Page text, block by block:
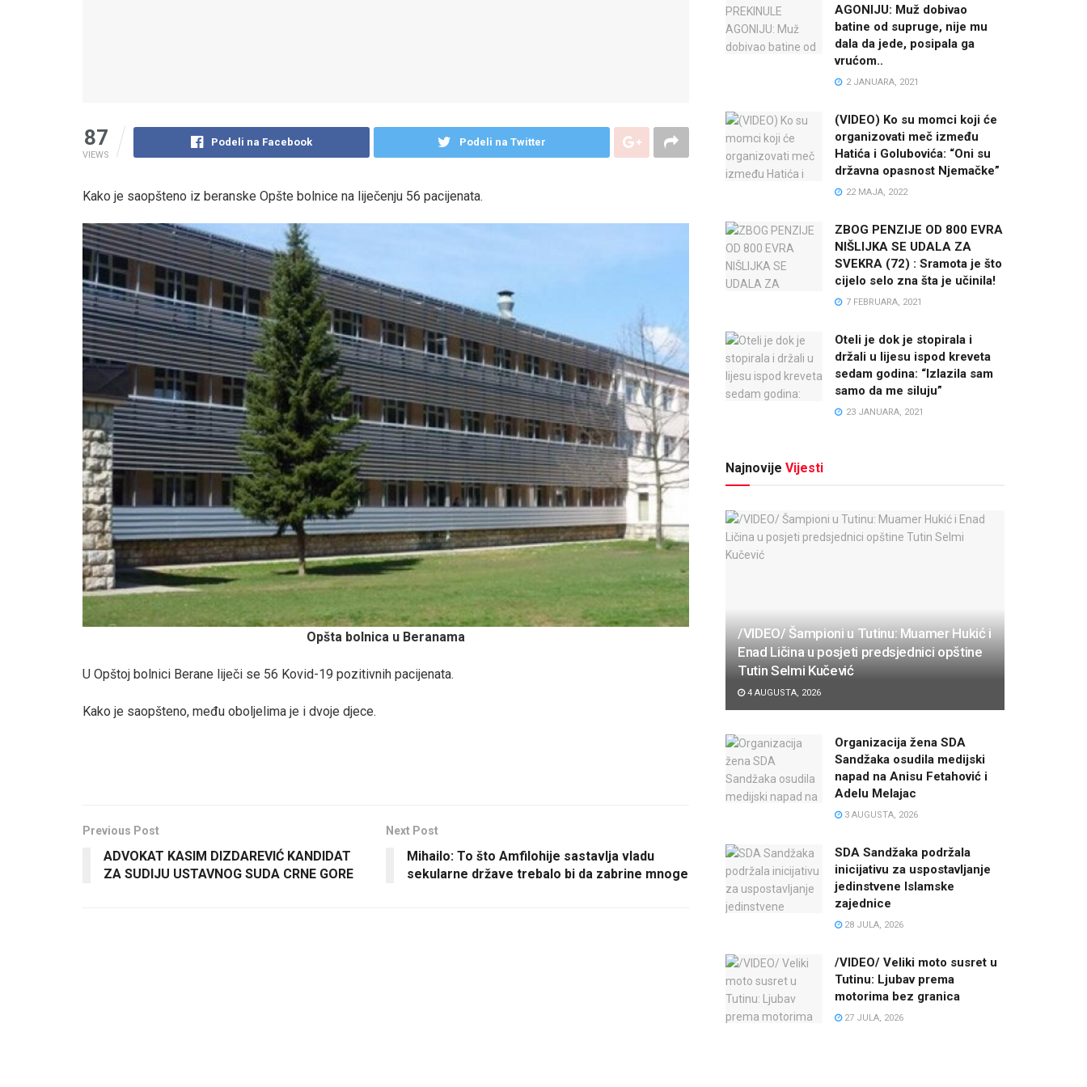
87
VIEWS
Podeli na Facebook Podeli na Twitter
Kako je saopšteno iz beranske Opšte bolnice na liječenju 56 pacijenata.
Opšta bolnica u Beranama
U Opštoj bolnici Berane liječi se 56 Kovid-19 pozitivnih pacijenata.
Kako je saopšteno, među oboljelima je i dvoje djece.
Previous Post
ADVOKAT KASIM DIZDAREVIĆ KANDIDAT
ZA SUDIJU USTAVNOG SUDA CRNE GORE
Next Post
Mihailo: To što Amfilohije sastavlja vladu
sekularne države trebalo bi da zabrine mnoge
AGONIJU: Muž dobivao
batine od supruge, nije mu
dala da jede, posipala ga
vrućom..
2 JANUARA, 2021
(VIDEO) Ko su momci koji će
organizovati meč između
Hatića i Golubovića: “Oni su
državna opasnost Njemačke”
22 MAJA, 2022
ZBOG PENZIJE OD 800 EVRA
NIŠLIJKA SE UDALA ZA
SVEKRA (72) : Sramota je što
cijelo selo zna šta je učinila!
7 FEBRUARA, 2021
Oteli je dok je stopirala i
držali u lijesu ispod kreveta
sedam godina: “Izlazila sam
samo da me siluju”
23 JANUARA, 2021
Najnovije Vijesti
/VIDEO/ Šampioni u Tutinu: Muamer Hukić i
Enad Ličina u posjeti predsjednici opštine
Tutin Selmi Kučević
4 AUGUSTA, 2026
Organizacija žena SDA
Sandžaka osudila medijski
napad na Anisu Fetahović i
Adelu Melajac
3 AUGUSTA, 2026
SDA Sandžaka podržala
inicijativu za uspostavljanje
jedinstvene Islamske
zajednice
28 JULA, 2026
/VIDEO/ Veliki moto susret u
Tutinu: Ljubav prema
motorima bez granica
27 JULA, 2026